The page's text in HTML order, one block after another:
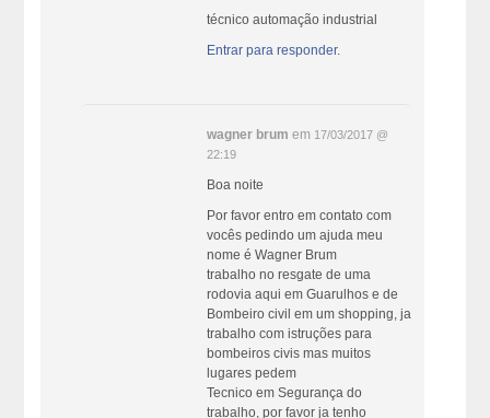
técnico automação industrial
Entrar para responder.
wagner brum em 17/03/2017 @
22:19
Boa noite
Por favor entro em contato com
vocês pedindo um ajuda meu
nome é Wagner Brum
trabalho no resgate de uma
rodovia aqui em Guarulhos e de
Bombeiro civil em um shopping, ja
trabalho com istruções para
bombeiros civis mas muitos
lugares pedem
Tecnico em Segurança do
trabalho, por favor ja tenho